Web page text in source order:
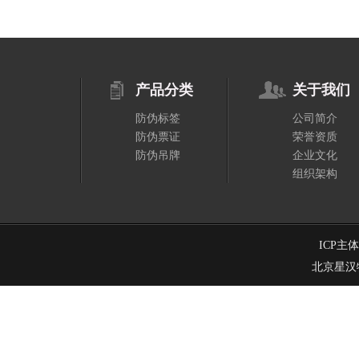
产品分类
防伪标签
防伪票证
防伪吊牌
关于我们
公司简介
荣誉资质
企业文化
组织架构
ICP主
北京星